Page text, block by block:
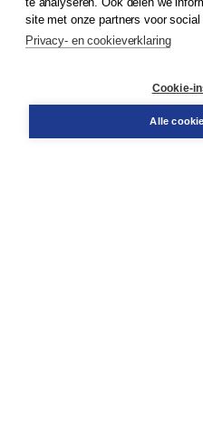
Klantenservice
Service & informatie
Contact
site met onze partners voor
Privacy- en cookieverklaring
Cookie-
Alle